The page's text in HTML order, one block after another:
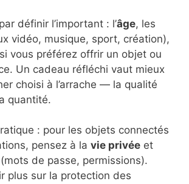
définir l’important : l’âge, les
vidéo, musique, sport, création),
vous préférez offrir un objet ou
Un cadeau réfléchi vaut mieux
choisi à l’arrache — la qualité
quantité.
: pour les objets connectés
pensez à la vie privée et
de passe, permissions).
plus sur la protection des